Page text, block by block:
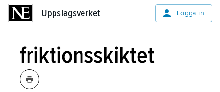
Uppslagsverket Logga in
friktionsskiktet